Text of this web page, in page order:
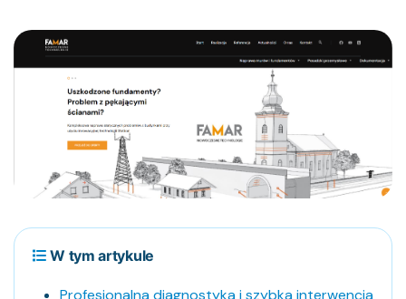
W tym artykule
Profesjonalna diagnostyka i szybka interwencja